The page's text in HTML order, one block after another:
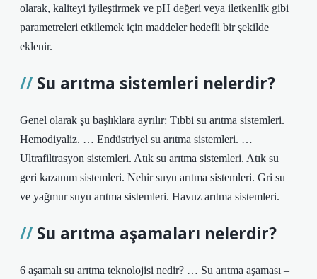
olarak, kaliteyi iyileştirmek ve pH değeri veya iletkenlik gibi
parametreleri etkilemek için maddeler hedefli bir şekilde
eklenir.
Su arıtma sistemleri nelerdir?
Genel olarak şu başlıklara ayrılır: Tıbbi su arıtma sistemleri.
Hemodiyaliz. … Endüstriyel su arıtma sistemleri. …
Ultrafiltrasyon sistemleri. Atık su arıtma sistemleri. Atık su
geri kazanım sistemleri. Nehir suyu arıtma sistemleri. Gri su
ve yağmur suyu arıtma sistemleri. Havuz arıtma sistemleri.
Su arıtma aşamaları nelerdir?
6 aşamalı su arıtma teknolojisi nedir? … Su arıtma aşaması –